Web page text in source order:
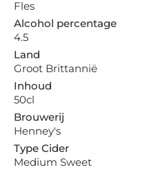
Fles
Alcohol percentage
4.5
Land
Groot Brittannië
Inhoud
50cl
Brouwerij
Henney's
Type Cider
Medium Sweet